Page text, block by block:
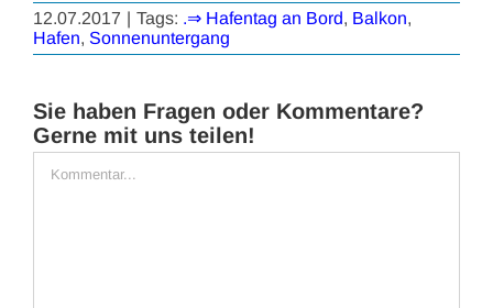
12.07.2017 | Tags: .⇒ Hafentag an Bord, Balkon,
Hafen, Sonnenuntergang
Sie haben Fragen oder Kommentare?
Gerne mit uns teilen!